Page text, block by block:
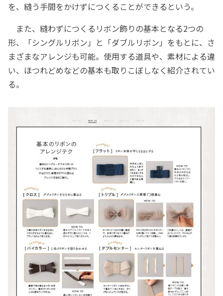
を、縫う手間をかけずにつくることができるという。
また、縫わずにつくるリボン飾りの基本となる2つの
形、「シングルリボン」と「ダブルリボン」をもとに、さ
まざまなアレンジも可能。使用する道具や、素材による違
い、ほつれどめなどの基本も取りこぼしなく紹介されてい
る。